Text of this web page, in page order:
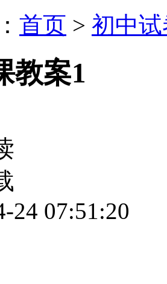
首页 > 初中
教案1
24 07:51:20